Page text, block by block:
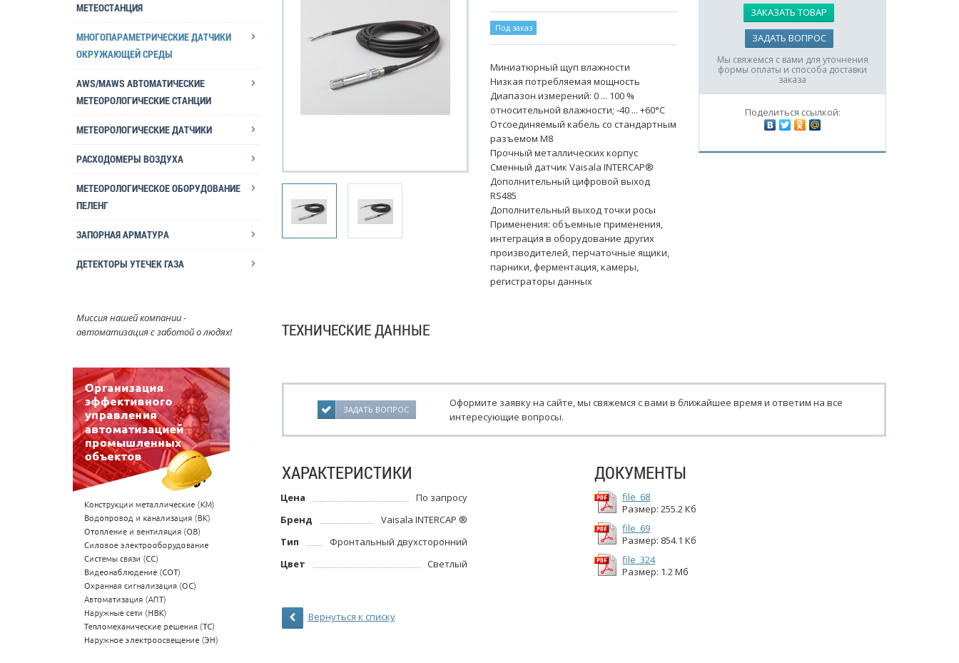
МЕТЕОСТАНЦИЯ
МНОГОПАРАМЕТРИЧЕСКИЕ ДАТЧИКИ
ОКРУЖАЮЩЕЙ СРЕДЫ
AWS/MAWS АВТОМАТИЧЕСКИЕ
МЕТЕОРОЛОГИЧЕСКИЕ СТАНЦИИ
МЕТЕОРОЛОГИЧЕСКИЕ ДАТЧИКИ
РАСХОДОМЕРЫ ВОЗДУХА
МЕТЕОРОЛОГИЧЕСКОЕ ОБОРУДОВАНИЕ
ПЕЛЕНГ
ЗАПОРНАЯ АРМАТУРА
ДЕТЕКТОРЫ УТЕЧЕК ГАЗА
Миссия нашей компании -
автоматизация с заботой о людях!
Под заказ
Миниатюрный щуп влажности
Низкая потребляемая мощность
Диапазон измерений: 0 ... 100 %
относительной влажности; -40 ... +60°C
Отсоединяемый кабель со стандартным
разъемом M8
Прочный металлических корпус
Сменный датчик Vaisala INTERCAP®
Дополнительный цифровой выход
RS485
Дополнительный выход точки росы
Применения: объемные применения,
интеграция в оборудование других
производителей, перчаточные ящики,
парники, ферментация, камеры,
регистраторы данных
ЗАКАЗАТЬ ТОВАР
ЗАДАТЬ ВОПРОС
Мы свяжемся с вами для уточнения
формы оплаты и способа доставки
заказа
Поделиться ссылкой:
ТЕХНИЧЕСКИЕ ДАННЫЕ
ЗАДАТЬ ВОПРОС
Оформите заявку на сайте, мы свяжемся с вами в ближайшее время и ответим на все
интересующие вопросы.
ХАРАКТЕРИСТИКИ
Цена
По запросу
Бренд
Vaisala INTERCAP ®
Тип
Фронтальный двухсторонний
Цвет
Светлый
ДОКУМЕНТЫ
file_68
Размер: 255.2 Кб
file_69
Размер: 854.1 Кб
file_324
Размер: 1.2 Мб
Вернуться к списку